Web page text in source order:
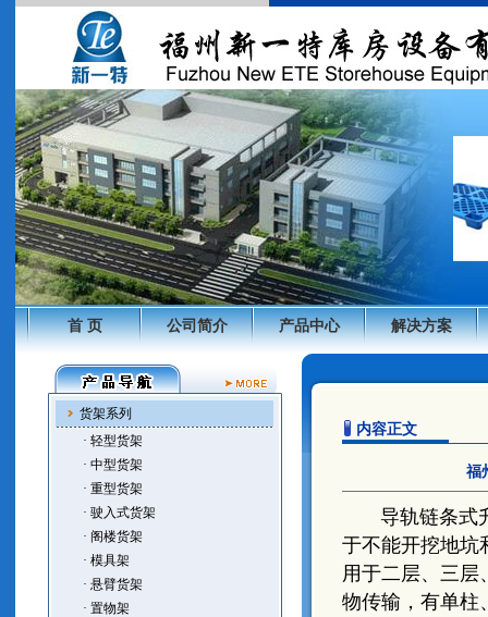
首 页 公司简介 产品中心 解决方案
货架系列
· 轻型货架
· 中型货架
· 重型货架
· 驶入式货架
· 阁楼货架
· 模具架
· 悬臂货架
· 置物架
内容正文
福
导轨链条式升
于不能开挖地坑
用于二层、三层
物传输，有单柱